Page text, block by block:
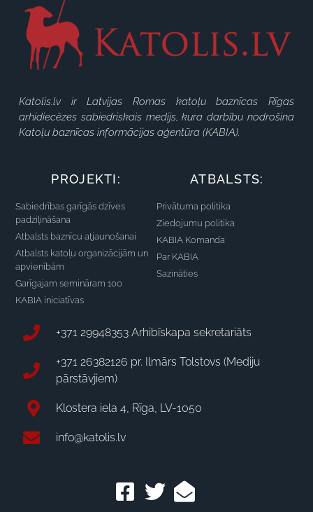
Katolis.lv ir Latvijas Romas katoļu baznīcas Rīgas
arhidiecēzes sabiedriskais medijs, kura darbību nodrošina
Katoļu baznīcas informācijas aģentūra (KABIA).
PROJEKTI:
Sabiedrības garīgās dzīves
padziļināšana
Atbalsts baznīcu atjaunošanai
Atbalsts katoļu organizācijām un
apvienībām
Garīgajam semināram 100
KABIA iniciatīvas
ATBALSTS:
Privātuma politika
Ziedojumu politika
KABIA Komanda
Par KABIA
Sazināties
+371 29948353 Arhibīskapa sekretariāts
+371 26382126 pr. Ilmārs Tolstovs (Mediju
pārstāvjiem)
Klostera iela 4, Rīga, LV-1050
info@katolis.lv